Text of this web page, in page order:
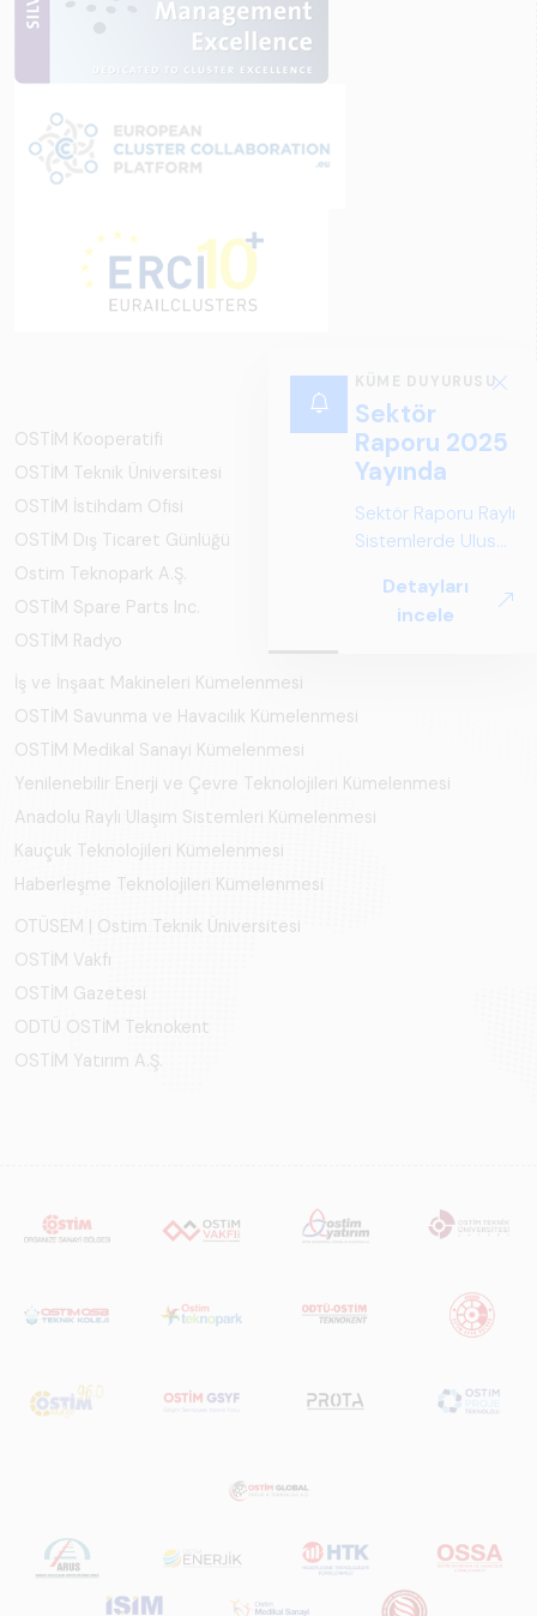
KÜME DUYURUSU
Sektör
Raporu 2025
Yayında
Sektör Raporu Raylı
Sistemlerde Ulusal
Perspektif ARUS
tarafından
Türkiye ve dünya
genelindeki raylı
Detayları
incele
OSTİM Kooperatifi
OSTİM Teknik Üniversitesi
OSTİM İstihdam Ofisi
OSTİM Dış Ticaret Günlüğü
Ostim Teknopark A.Ş.
OSTİM Spare Parts Inc.
OSTİM Radyo
İş ve İnşaat Makineleri Kümelenmesi
OSTİM Savunma ve Havacılık Kümelenmesi
OSTİM Medikal Sanayi Kümelenmesi
Yenilenebilir Enerji ve Çevre Teknolojileri Kümelenmesi
Anadolu Raylı Ulaşım Sistemleri Kümelenmesi
Kauçuk Teknolojileri Kümelenmesi
Haberleşme Teknolojileri Kümelenmesi
OTÜSEM | Ostim Teknik Üniversitesi
OSTİM Vakfı
OSTİM Gazetesi
ODTÜ OSTİM Teknokent
OSTİM Yatırım A.Ş.